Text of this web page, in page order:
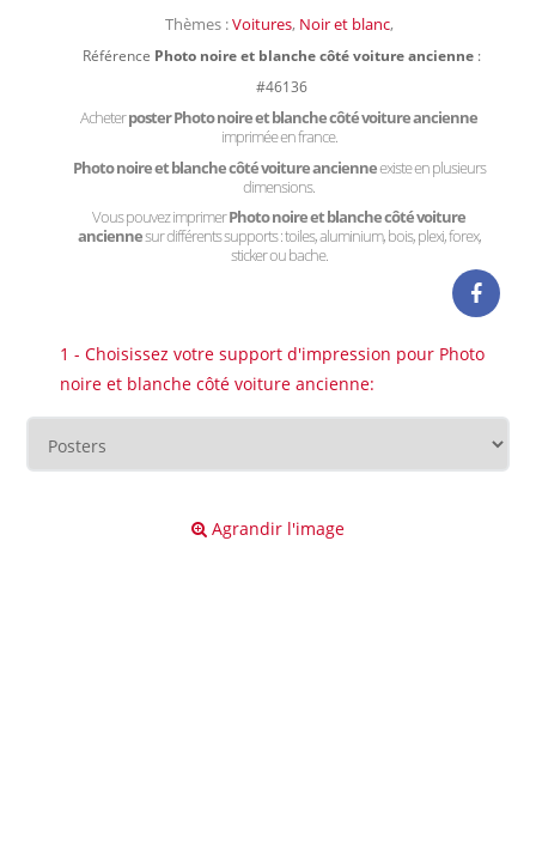
Thèmes :Voitures, Noir et blanc,
Référence Photo noire et blanche côté voiture ancienne :
#46136
Acheterposter Photo noire et blanche côté voiture ancienne
imprimée en france.
Photo noire et blanche côté voiture ancienneexiste en plusieurs
dimensions.
Vous pouvez imprimerPhoto noire et blanche côté voiture
anciennesur différents supports : toiles, aluminium, bois, plexi, forex,
sticker ou bache.
1 - Choisissez votre support d'impression pour Photo
noire et blanche côté voiture ancienne:
Agrandir l'image